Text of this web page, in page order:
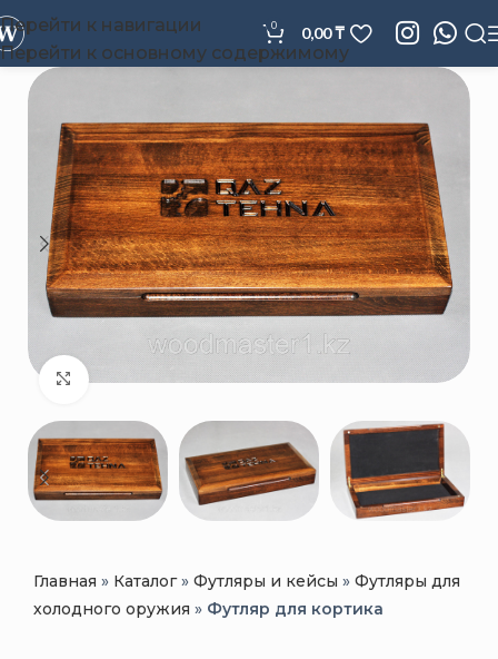
Перейти к навигации
Перейти к основному содержимому
0 0,00₸
Нажмите, чтобы увеличить
Главная » Каталог» Футляры и кейсы » Футляры для
холодного оружия » Футляр для кортика